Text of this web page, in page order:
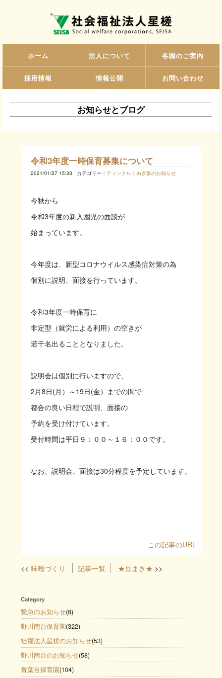
ホーム 法人について 各園のご案内
採用情報 情報公開 お問い合わせ
お知らせとブログ
令和3年度一時保育募集について
2021/01/27 15:33 カテゴリー： ティンクルくぬぎ坂のお知らせ
今秋から
令和3年度の新入園児の面談が
始まっています。
今年度は、新型コロナウイルス感染症対策の為
個別に説明、面接を行っています。
令和3年度一時保育に
非定型（就労による利用）の空きが
若干名出ることとなりました。
説明会は個別に行いますので、
2月8日(月）～19日(金）までの間で
都合の良い日程で説明、面接の
予約を受け付けています。
受付時間は平日９：００～１６：００です。
なお、説明会、面接は30分程度を予定しています。
この記事のURL
味噌づくり 記事一覧 ★豆まき★
Category
緊急のお知らせ(8)
野川南台保育園(322)
社福法人星槎のお知らせ(53)
野川南台のお知らせ(58)
青葉台保育園(104)